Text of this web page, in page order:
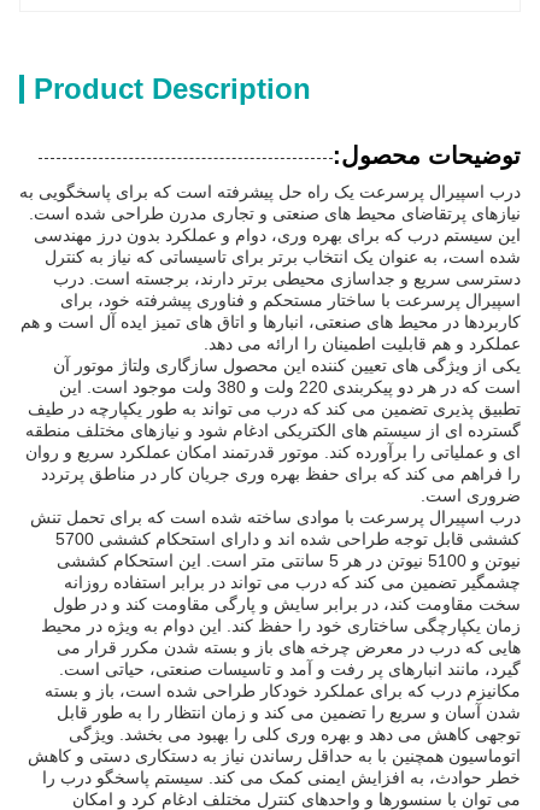
Product Description
توضیحات محصول:
درب اسپیرال پرسرعت یک راه حل پیشرفته است که برای پاسخگویی به
نیازهای پرتقاضای محیط های صنعتی و تجاری مدرن طراحی شده است.
این سیستم درب که برای بهره وری، دوام و عملکرد بدون درز مهندسی
شده است، به عنوان یک انتخاب برتر برای تاسیساتی که نیاز به کنترل
دسترسی سریع و جداسازی محیطی برتر دارند، برجسته است. درب
اسپیرال پرسرعت با ساختار مستحکم و فناوری پیشرفته خود، برای
کاربردها در محیط های صنعتی، انبارها و اتاق های تمیز ایده آل است و هم
عملکرد و هم قابلیت اطمینان را ارائه می دهد.
یکی از ویژگی های تعیین کننده این محصول سازگاری ولتاژ موتور آن
است که در هر دو پیکربندی 220 ولت و 380 ولت موجود است. این
تطبیق پذیری تضمین می کند که درب می تواند به طور یکپارچه در طیف
گسترده ای از سیستم های الکتریکی ادغام شود و نیازهای مختلف منطقه
ای و عملیاتی را برآورده کند. موتور قدرتمند امکان عملکرد سریع و روان
را فراهم می کند که برای حفظ بهره وری جریان کار در مناطق پرتردد
ضروری است.
درب اسپیرال پرسرعت با موادی ساخته شده است که برای تحمل تنش
کششی قابل توجه طراحی شده اند و دارای استحکام کششی 5700
نیوتن و 5100 نیوتن در هر 5 سانتی متر است. این استحکام کششی
چشمگیر تضمین می کند که درب می تواند در برابر استفاده روزانه
سخت مقاومت کند، در برابر سایش و پارگی مقاومت کند و در طول
زمان یکپارچگی ساختاری خود را حفظ کند. این دوام به ویژه در محیط
هایی که درب در معرض چرخه های باز و بسته شدن مکرر قرار می
گیرد، مانند انبارهای پر رفت و آمد و تاسیسات صنعتی، حیاتی است.
مکانیزم درب که برای عملکرد خودکار طراحی شده است، باز و بسته
شدن آسان و سریع را تضمین می کند و زمان انتظار را به طور قابل
توجهی کاهش می دهد و بهره وری کلی را بهبود می بخشد. ویژگی
اتوماسیون همچنین با به حداقل رساندن نیاز به دستکاری دستی و کاهش
خطر حوادث، به افزایش ایمنی کمک می کند. سیستم پاسخگو درب را
می توان با سنسورها و واحدهای کنترل مختلف ادغام کرد و امکان